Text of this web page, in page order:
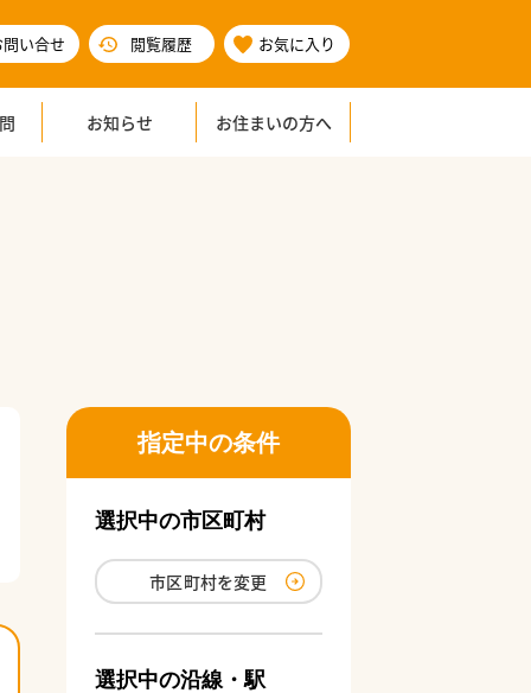
い合せ 閲覧履歴 お気に入り
お知らせ お住まいの方へ
指定中の条件
選択中の市区町村
市区町村を変更
選択中の沿線・駅